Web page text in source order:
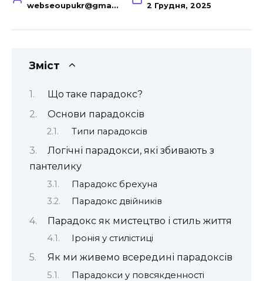
webseoupukr@gmail.com 2 Грудня, 2025
Зміст
Що таке парадокс?
Основи парадоксів
Типи парадоксів
Логічні парадокси, які збивають з
пантелику
Парадокс брехуна
Парадокс двійників
Парадокс як мистецтво і стиль життя
Іронія у стилістиці
Як ми живемо всередині парадоксів
Парадокси у повсякденності